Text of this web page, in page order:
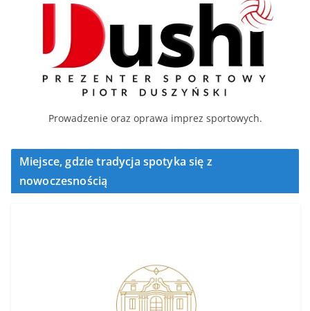
Prowadzenie oraz oprawa imprez sportowych.
Miejsce, gdzie tradycja spotyka się z
nowoczesnością